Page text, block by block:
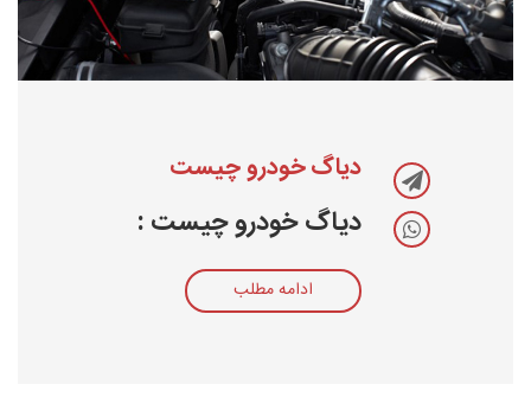
دیاگ خودرو چیست
دیاگ خودرو چیست :
ادامه مطلب